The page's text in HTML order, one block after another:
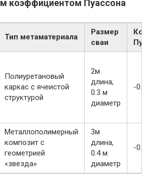
коэффициентом Пуассона
Тип метаматериала
Размер
сваи
Полиуретановый
каркас с ячеистой
структурой
2м
длина,
0.3 м
диаметр
-0.15
Металлополимерный
композит с
геометрией
«звезда»
3м
длина,
0.4 м
диаметр
-0.10